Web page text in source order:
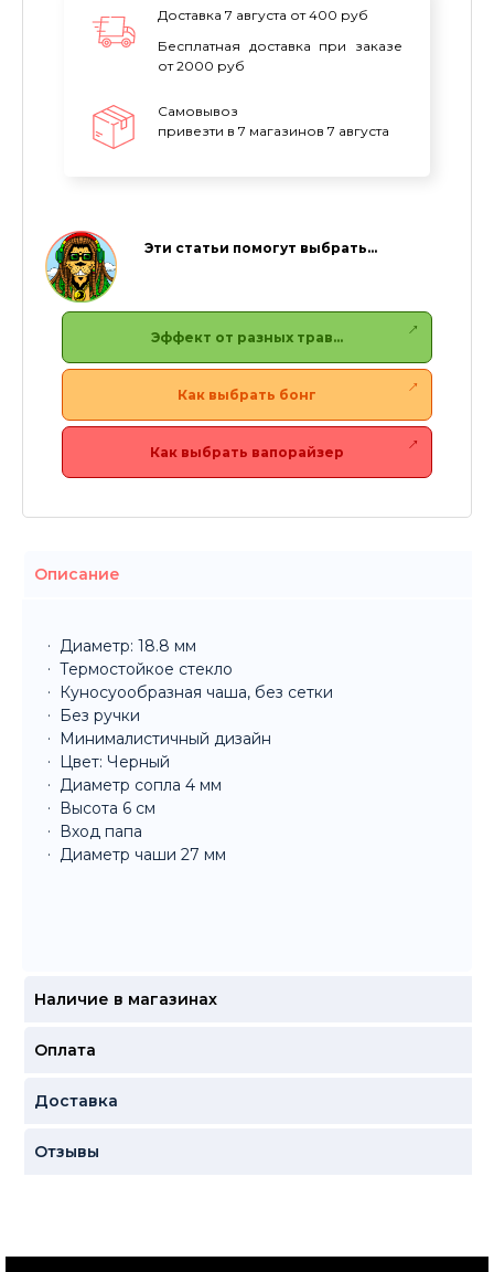
Доставка 7 августа от 400 руб
Бесплатная доставка при заказе
от 2000 руб
Самовывоз
привезти в 7 магазинов 7 августа
Эти статьи помогут выбрать…
Эффект от разных трав…
Как выбрать бонг
Как выбрать вапорайзер
Описание
Диаметр: 18.8 мм
Термостойкое стекло
Куносуообразная чаша, без сетки
Без ручки
Минималистичный дизайн
Цвет: Черный
Диаметр сопла 4 мм
Высота 6 см
Вход папа
Диаметр чаши 27 мм
Наличие в магазинах
Оплата
Доставка
Отзывы